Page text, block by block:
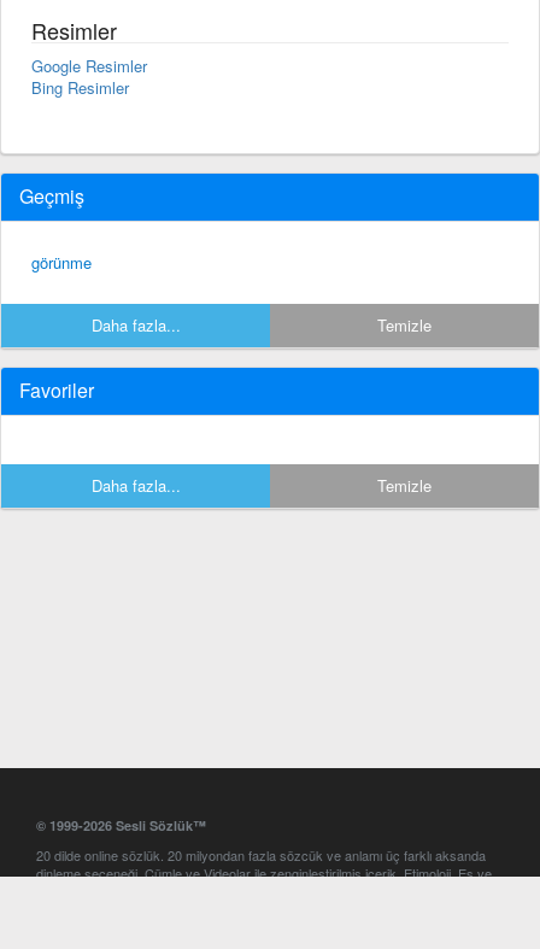
Resimler
Google Resimler
Bing Resimler
Geçmiş
görünme
Daha fazla... Temizle
Favoriler
Daha fazla... Temizle
© 1999-2026 Sesli Sözlük™
20 dilde online sözlük. 20 milyondan fazla sözcük ve anlamı üç farklı aksanda
dinleme seçeneği. Cümle ve Videolar ile zenginleştirilmiş içerik. Etimoloji, Eş ve